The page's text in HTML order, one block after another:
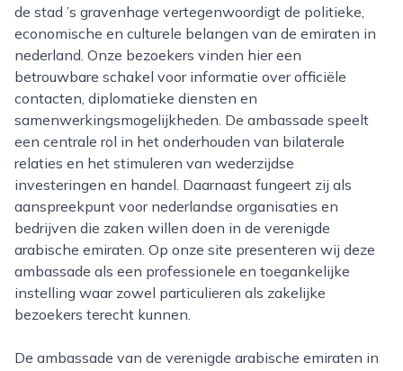
de stad ’s gravenhage vertegenwoordigt de politieke,
economische en culturele belangen van de emiraten in
nederland. Onze bezoekers vinden hier een
betrouwbare schakel voor informatie over officiële
contacten, diplomatieke diensten en
samenwerkingsmogelijkheden. De ambassade speelt
een centrale rol in het onderhouden van bilaterale
relaties en het stimuleren van wederzijdse
investeringen en handel. Daarnaast fungeert zij als
aanspreekpunt voor nederlandse organisaties en
bedrijven die zaken willen doen in de verenigde
arabische emiraten. Op onze site presenteren wij deze
ambassade als een professionele en toegankelijke
instelling waar zowel particulieren als zakelijke
bezoekers terecht kunnen.
De ambassade van de verenigde arabische emiraten in